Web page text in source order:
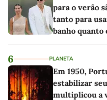
para o verão
tanto para
banho quanto
6 PLANETA
Em 1950,
estabilizar
multiplicou a